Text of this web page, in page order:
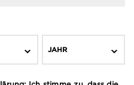
JAHR